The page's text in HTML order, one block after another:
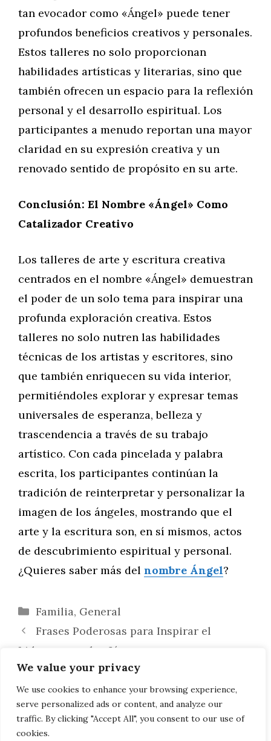
We value your privacy
We use cookies to enhance your browsing experience,
serve personalized ads or content, and analyze our
traffic. By clicking "Accept All", you consent to our use of
cookies.
tan evocador como «Ángel» puede tener
profundos beneficios creativos y personales.
Estos talleres no solo proporcionan
habilidades artísticas y literarias, sino que
también ofrecen un espacio para la reflexión
personal y el desarrollo espiritual. Los
participantes a menudo reportan una mayor
claridad en su expresión creativa y un
renovado sentido de propósito en su arte.
Conclusión: El Nombre «Ángel» Como
Catalizador Creativo
Los talleres de arte y escritura creativa
centrados en el nombre «Ángel» demuestran
el poder de un solo tema para inspirar una
profunda exploración creativa. Estos
talleres no solo nutren las habilidades
técnicas de los artistas y escritores, sino
que también enriquecen su vida interior,
permitiéndoles explorar y expresar temas
universales de esperanza, belleza y
trascendencia a través de su trabajo
artístico. Con cada pincelada y palabra
escrita, los participantes continúan la
tradición de reinterpretar y personalizar la
imagen de los ángeles, mostrando que el
arte y la escritura son, en sí mismos, actos
de descubrimiento espiritual y personal.
¿Quieres saber más del nombre Ángel?
Categorías
Familia, General
Frases Poderosas para Inspirar el
Liderazgo en los Jóvenes
Ángel en el Objetivo: Exploración y
Expresión en la Fotografía y el Arte Visual
Contemporáneo